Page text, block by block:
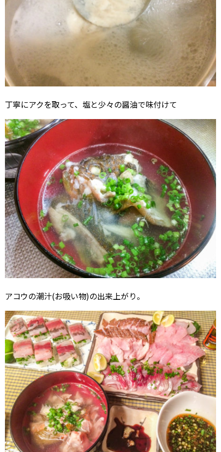
丁寧にアクを取って、塩と少々の醤油で味付けて
アコウの潮汁(お吸い物)の出来上がり。